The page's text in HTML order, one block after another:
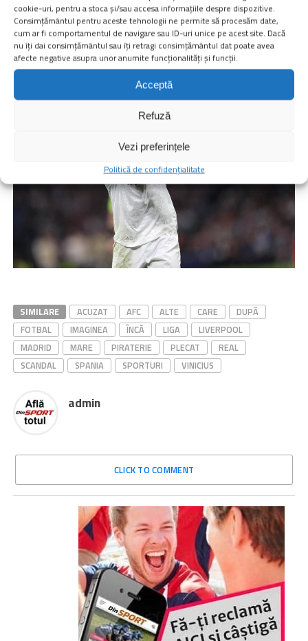
cookie-uri, pentru a stoca și/sau accesa informațiile despre dispozitive.
Consimțământul pentru aceste tehnologii ne permite să procesăm date,
cum ar fi comportamentul de navigare sau ID-uri unice pe acest site. Dacă
nu îți dai consimțământul sau îți retragi consimțământul dat poate avea
afecte negative asupra unor anumite funcționalități și funcții.
Acceptă
Refuză
Vezi preferințele
Politică de confidențialitate
Urmărește știrile digisport.ro și peGoogle News
Noua Aplicaţie Digi Sport poate fi descărcată din
SIMILARE ACUZAT AFC ALTE CARE
DUPĂ
FOTBAL
IMAGINEA ÎNCĂ LIGA
LIVERPOOL
MADRID
MARE PIRATERIE PLECAT
REAL
SCANDAL
SPANIA SPORTURI VINICIUS
admin
CLICK TO COMMENT